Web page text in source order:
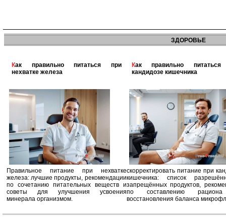
ЗДОРОВЬЕ
Как правильно питаться при
нехватке железа
Правильное питание при нехватке
железа: лучшие продукты, рекомендации
по сочетанию питательных веществ и
советы для улучшения усвоения
минерала организмом.
Как правильно питаться при
кандидозе кишечника
скорректировать питание при
кишечника: список
запрещённых продуктов,
по составлению
восстановления баланса